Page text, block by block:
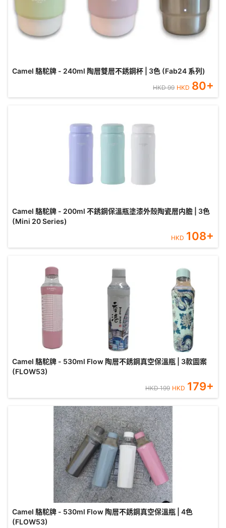
Camel 駱駝牌 - 240ml 陶層雙層不銹鋼杯 | 3色 (Fab24 系列)
HKD99 HKD 80+
Camel 駱駝牌 - 200ml 不銹鋼保溫瓶塗漆外殼陶瓷層内膽 | 3色
(Mini 20 Series)
HKD 108+
Camel 駱駝牌 - 530ml Flow 陶層不銹鋼真空保溫瓶 | 3款圖案
(FLOW53)
HKD199 HKD 179+
Camel 駱駝牌 - 530ml Flow 陶層不銹鋼真空保溫瓶 | 4色
(FLOW53)